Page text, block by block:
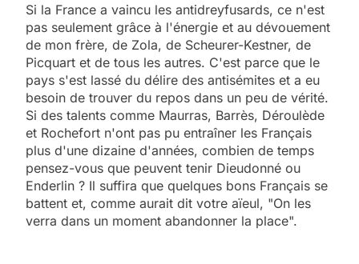
Si la France a vaincu les antidreyfusards, ce n'est
pas seulement grâce à l'énergie et au dévouement
de mon frère, de Zola, de Scheurer-Kestner, de
Picquart et de tous les autres. C'est parce que le
pays s'est lassé du délire des antisémites et a eu
besoin de trouver du repos dans un peu de vérité.
Si des talents comme Maurras, Barrès, Déroulède
et Rochefort n'ont pas pu entraîner les Français
plus d'une dizaine d'années, combien de temps
pensez-vous que peuvent tenir Dieudonné ou
Enderlin ? Il suffira que quelques bons Français se
battent et, comme aurait dit votre aïeul, "On les
verra dans un moment abandonner la place".